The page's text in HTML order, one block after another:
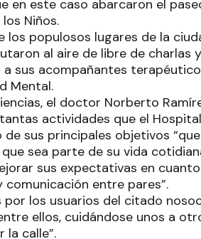
en este caso abarcaron el
Niños.
populosos lugares de la
al aire de libre de charlas
sus acompañantes
Mental.
el doctor Norberto
actividades que el
sus principales objetivos
sea parte de su vida
sus expectativas en
entre pares”.
los usuarios del citado
ellos, cuidándose unos a
la calle”.